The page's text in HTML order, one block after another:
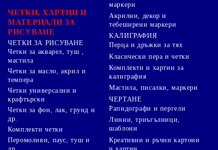
ЧЕТКИ, ХАРТИИ И
МАТЕРИАЛИ ЗА
РИСУВАНЕ
ЧЕТКИ ЗА РИСУВАНЕ
Четки за акварел, туш ,
мастила
Четки за масло, акрил и
темпера
Четки универсални и
крафтърски
Четки за фон, лак, грунд и
др.
Комплекти четки
маркери
Акрилни, декор и
тебеширени маркери
КАЛИГРАФИЯ
Перца и дръжки за тях
Класически пера и четки
Комплекти и хартии за
калиграфия
Мастила, писалки, маркери
ЧЕРТАНЕ
Рапидографи и пергели
Линии, триъгълници,
шаблони
Перомоливи, паус, туш и
Креативни и ръчни картони